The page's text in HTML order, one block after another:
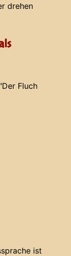
drehen
Fluch
ist